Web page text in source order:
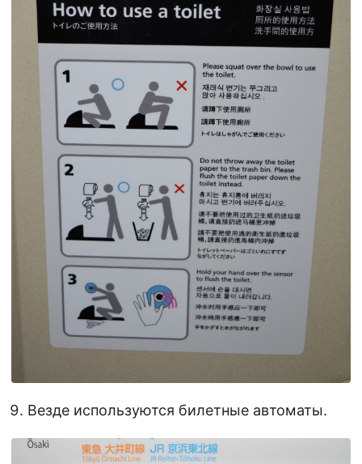
Везде используются билетные автоматы.